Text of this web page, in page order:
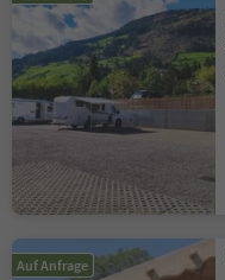
Auf Anfrage